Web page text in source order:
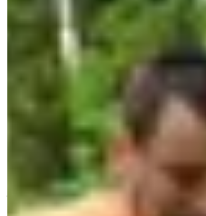
• Correr en la naturaleza es algo
autobús.
• Ayudar a una asociación
combinación perfecta para los
pantorrillas.
Carreras
junio de 2027